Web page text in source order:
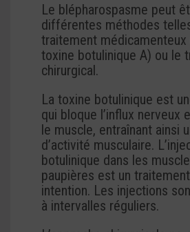
Le blépharospasme peut
différentes méthodes
traitement
toxine botulinique A) ou le
chirurgical.
La toxine botulinique est
qui bloque l’influx nerveux
le muscle, entraînant ainsi
d’activité musculaire.
botulinique dans les
paupières est un
intention. Les injections
à intervalles réguliers.